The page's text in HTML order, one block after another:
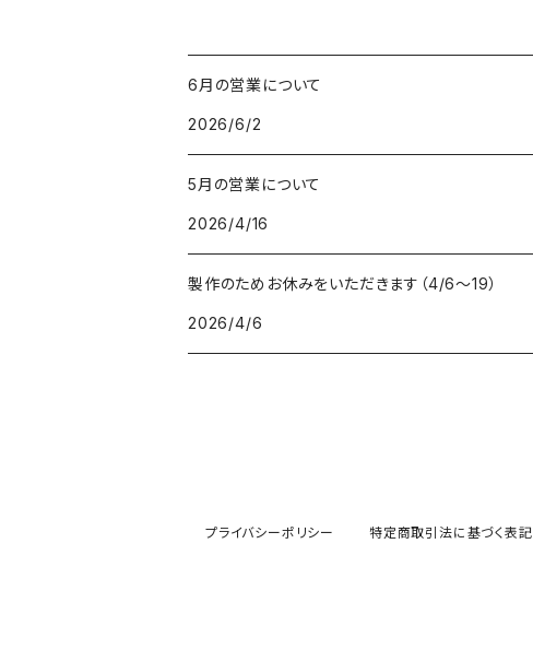
6月の営業について
2026/6/2
5月の営業について
2026/4/16
製作のためお休みをいただきます（4/6〜19）
2026/4/6
プライバシーポリシー 特定商取引法に基づく表記